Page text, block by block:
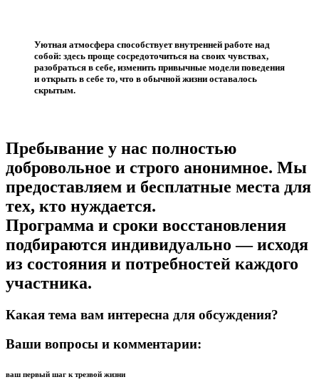
Уютная атмосфера способствует внутренней работе над
собой: здесь проще сосредоточиться на своих чувствах,
разобраться в себе, изменить привычные модели поведения
и открыть в себе то, что в обычной жизни оставалось
скрытым.
Пребывание у нас полностью
добровольное и строго анонимное. Мы
предоставляем и бесплатные места для
тех, кто нуждается.
Программа и сроки восстановления
подбираются индивидуально — исходя
из состояния и потребностей каждого
участника.
Какая тема вам интересна для обсуждения?
Ваши вопросы и комментарии:
ваш первый шаг к трезвой жизни